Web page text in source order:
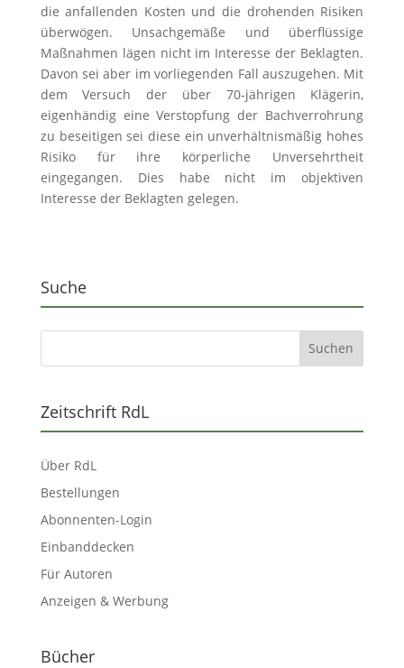
die anfallenden Kosten und die drohenden Risiken
überwögen. Unsachgemäße und überflüssige
Maßnahmen lägen nicht im Interesse der Beklagten.
Davon sei aber im vorliegenden Fall auszugehen. Mit
dem Versuch der über 70-jährigen Klägerin,
eigenhändig eine Verstopfung der Bachverrohrung
zu beseitigen sei diese ein unverhältnismäßig hohes
Risiko für ihre körperliche Unversehrtheit
eingegangen. Dies habe nicht im objektiven
Interesse der Beklagten gelegen.
Suche
Zeitschrift RdL
Über RdL
Bestellungen
Abonnenten-Login
Einbanddecken
Für Autoren
Anzeigen & Werbung
Bücher